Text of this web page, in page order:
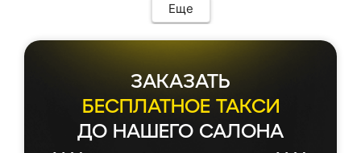
Еще
ЗАКАЗАТЬ
БЕСПЛАТНОЕ ТАКСИ
ДО НАШЕГО САЛОНА